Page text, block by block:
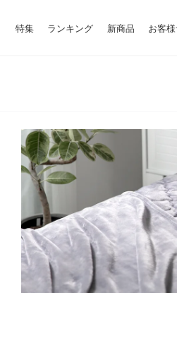
特集 ランキング 新商品 お客